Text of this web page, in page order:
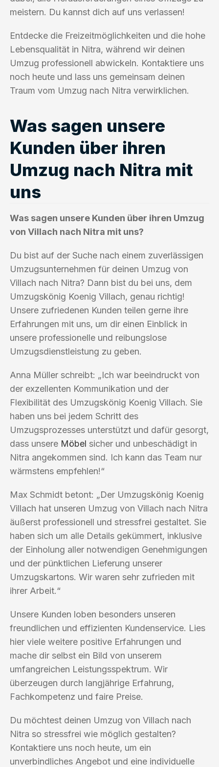
meistern. Du kannst dich auf uns verlassen!
Entdecke die Freizeitmöglichkeiten und die hohe
Lebensqualität in Nitra, während wir deinen
Umzug professionell abwickeln. Kontaktiere uns
noch heute und lass uns gemeinsam deinen
Traum vom Umzug nach Nitra verwirklichen.
Was sagen unsere
Kunden über ihren
Umzug nach Nitra mit
uns
Was sagen unsere Kunden über ihren Umzug
von Villach nach Nitra mit uns?
Du bist auf der Suche nach einem zuverlässigen
Umzugsunternehmen für deinen Umzug von
Villach nach Nitra? Dann bist du bei uns, dem
Umzugskönig Koenig Villach, genau richtig!
Unsere zufriedenen Kunden teilen gerne ihre
Erfahrungen mit uns, um dir einen Einblick in
unsere professionelle und reibungslose
Umzugsdienstleistung zu geben.
Anna Müller schreibt: „Ich war beeindruckt von
der exzellenten Kommunikation und der
Flexibilität des Umzugskönig Koenig Villach. Sie
haben uns bei jedem Schritt des
Umzugsprozesses unterstützt und dafür gesorgt,
dass unsere Möbel sicher und unbeschädigt in
Nitra angekommen sind. Ich kann das Team nur
wärmstens empfehlen!“
Max Schmidt betont: „Der Umzugskönig Koenig
Villach hat unseren Umzug von Villach nach Nitra
äußerst professionell und stressfrei gestaltet. Sie
haben sich um alle Details gekümmert, inklusive
der Einholung aller notwendigen Genehmigungen
und der pünktlichen Lieferung unserer
Umzugskartons. Wir waren sehr zufrieden mit
ihrer Arbeit.“
Unsere Kunden loben besonders unseren
freundlichen und effizienten Kundenservice. Lies
hier viele weitere positive Erfahrungen und
mache dir selbst ein Bild von unserem
umfangreichen Leistungsspektrum. Wir
überzeugen durch langjährige Erfahrung,
Fachkompetenz und faire Preise.
Du möchtest deinen Umzug von Villach nach
Nitra so stressfrei wie möglich gestalten?
Kontaktiere uns noch heute, um ein
unverbindliches Angebot und eine individuelle